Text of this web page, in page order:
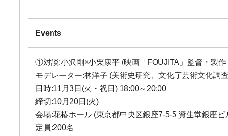
Events
①対談:小沢剛×小栗康平 (映画「FOUJITA」監督・製作
モデレーター:林洋子 (美術史研究、文化庁芸術文化調
日時:11月3日(火・祝日) 18:00～20:00
締切:10月20日(火)
会場:花椿ホール (東京都中央区銀座7-5-5 資生堂銀座ビ
定員:200名